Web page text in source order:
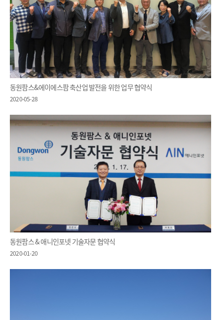
동원팜스&에이에스팜 축산업 발전을 위한 업무 협약식
2020-05-28
동원팜스 & 애니인포넷 기술자문 협약식
2020-01-20